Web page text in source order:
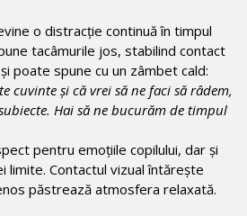
o distracție continuă în timpul
tacâmurile jos, stabilind contact
poate spune cu un zâmbet cald:
cuvinte și că vrei să ne faci să râdem,
Hai să ne bucurăm de timpul
pentru emoțiile copilului, dar și
limite. Contactul vizual întărește
păstrează atmosfera relaxată.